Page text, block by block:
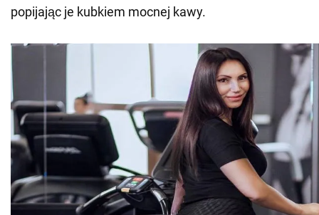
popijając je kubkiem mocnej kawy.